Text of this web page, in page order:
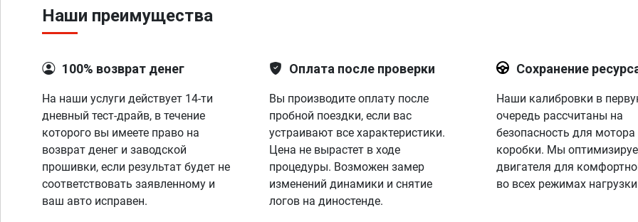
Наши преимущества
100% возврат денег
На наши услуги действует 14-ти
дневный тест-драйв, в течение
которого вы имеете право на
возврат денег и заводской
прошивки, если результат будет не
соответствовать заявленному и
ваш авто исправен.
Оплата после проверки
Вы производите оплату после
пробной поездки, если вас
устраивают все характеристики.
Цена не вырастет в ходе
процедуры. Возможен замер
изменений динамики и снятие
логов на диностенде.
Сохранение
Наши калибровки в
очередь рассчитаны на
безопасность для мотора
коробки. Мы
двигателя для
во всех режимах